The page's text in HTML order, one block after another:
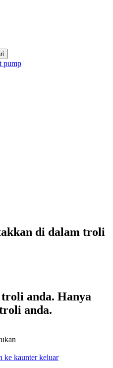
pump
di dalam troli
anda. Hanya
anda.
ke kaunter keluar